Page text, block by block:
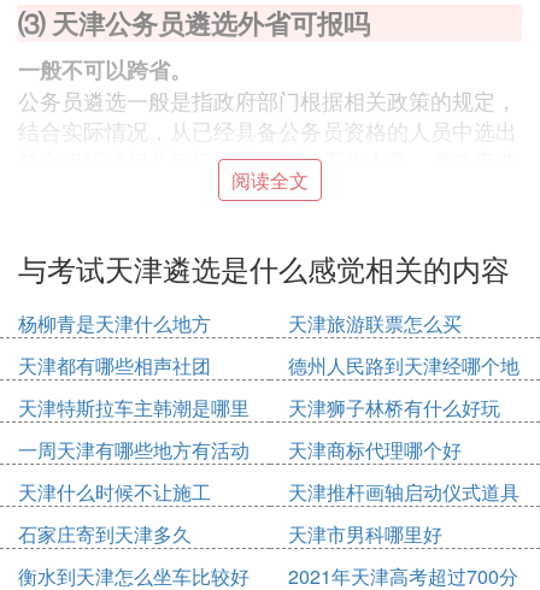
⑶ 天津公务员遴选外省可报吗
一般不可以跨省。
公务员遴选一般是指政府部门根据相关政策的规定，
结合实际情况，从已经具备公务员资格的人员中选出
符合组织或相关部门要求的部门工作人员，是政府选
拔人才的重要途径和方法。
选人，工作单位的级别将有很大的提高。
2、遴选包含了职务平调和提拔两种可能，从专业权
威的遴选学习网站公选王收集的遴选公告分析，遴选
更多的时候是职务的平调，科员职位遴选科员，这就
有点等同于选调，也有一些遴选职位是选拔的，遴选
成功职务将得到晋升，科员的可以遴选为副主任科
员，副科的可以遴选为主任科员，这就有点等同于公
开选拔，但遴选的都为内设机构公务员。
3、遴选要求有基层工作经历。《公务员公开遴选办
法（试行）》（中组发〔2013〕7号）规定参加公开
遴选的公务员应当具有2年以上基层工作经历和2年以
上公务员工作经历，我们简称为“双2经历”，目前部分
阅读全文
与考试天津遴选是什么感觉相关的内容
杨柳青是天津什么地方
天津旅游联票怎么买
天津都有哪些相声社团
德州人民路到天津经哪个地
方
天津特斯拉车主韩潮是哪里
天津狮子林桥有什么好玩
一周天津有哪些地方有活动
天津商标代理哪个好
天津什么时候不让施工
天津推杆画轴启动仪式道具
多少钱
石家庄寄到天津多久
天津市男科哪里好
衡水到天津怎么坐车比较好
2021年天津高考超过700分